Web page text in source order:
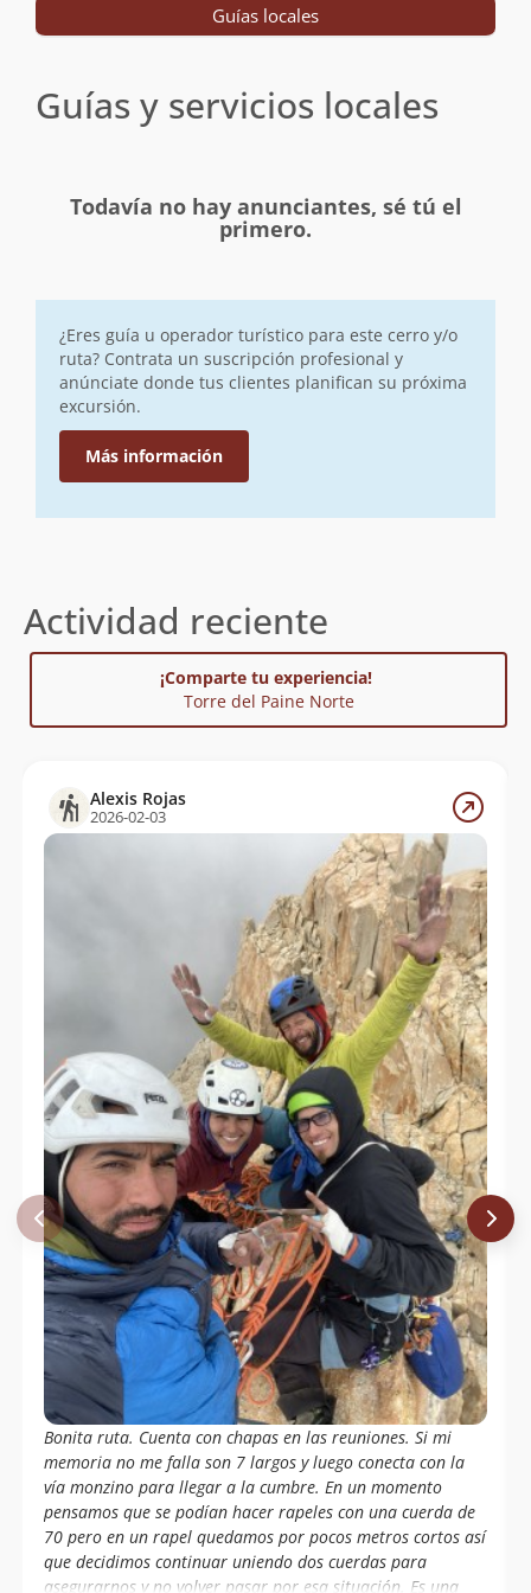
Guías locales
Guías y servicios locales
Todavía no hay anunciantes, sé tú el
primero.
¿Eres guía u operador turístico para este cerro y/o
ruta? Contrata un suscripción profesional y
anúnciate donde tus clientes planifican su próxima
excursión.
Más información
Actividad reciente
¡Comparte tu experiencia!
Torre del Paine Norte
Alexis Rojas
2026-02-03
Bonita ruta. Cuenta con chapas en las reuniones. Si mi
memoria no me falla son 7 largos y luego conecta con la
vía monzino para llegar a la cumbre. En un momento
pensamos que se podían hacer rapeles con una cuerda de
70 pero en un rapel quedamos por pocos metros cortos así
que decidimos continuar uniendo dos cuerdas para
asegurarnos y no volver pasar por esa situación. Es una